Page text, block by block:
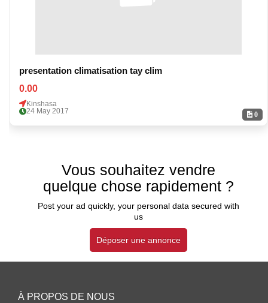
0
presentation climatisation tay clim
0.00
Kinshasa
24 May 2017
Vous souhaitez vendre
quelque chose rapidement ?
Post your ad quickly, your personal data secured with
us
Déposer une annonce
À PROPOS DE NOUS